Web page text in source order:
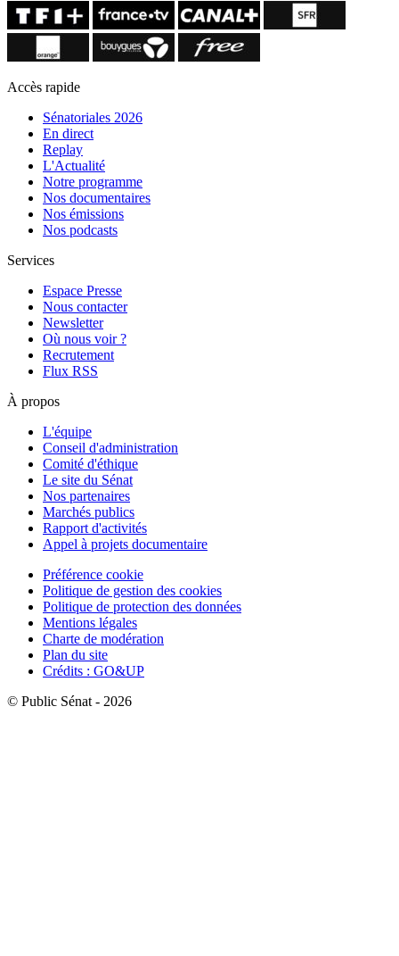
Accès rapide
Sénatoriales 2026
En direct
Replay
L'Actualité
Notre programme
Nos documentaires
Nos émissions
Nos podcasts
Services
Espace Presse
Nous contacter
Newsletter
Où nous voir ?
Recrutement
Flux RSS
À propos
L'équipe
Conseil d'administration
Comité d'éthique
Le site du Sénat
Nos partenaires
Marchés publics
Rapport d'activités
Appel à projets documentaire
Préférence cookie
Politique de gestion des cookies
Politique de protection des données
Mentions légales
Charte de modération
Plan du site
Crédits : GO&UP
© Public Sénat - 2026